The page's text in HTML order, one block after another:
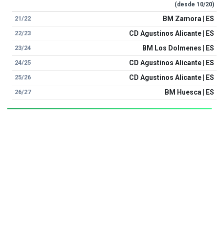
(desde 10/20)
21/22 BM Zamora | ES
22/23 CD Agustinos Alicante | ES
23/24 BM Los Dolmenes | ES
24/25 CD Agustinos Alicante | ES
25/26 CD Agustinos Alicante | ES
26/27 BM Huesca | ES